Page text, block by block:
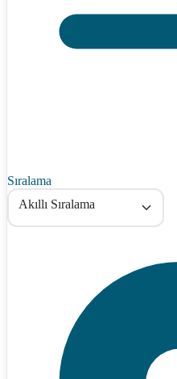
Sıralama
Akıllı Sıralama